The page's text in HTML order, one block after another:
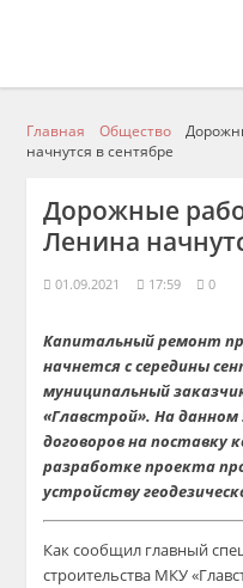
Главная Общество
начнутся в сентябре
Дорожные
Ленина
01.09.2021 17:59 0
Капитальный ремонт
начнется с середины
муниципальный
«Главстрой». На
договоров на поставку
разработке проекта
устройству
Как сообщил главный
строительства МКУ